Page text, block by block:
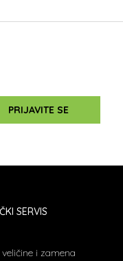
PRIJAVITE SE
SERVIS
i zamena